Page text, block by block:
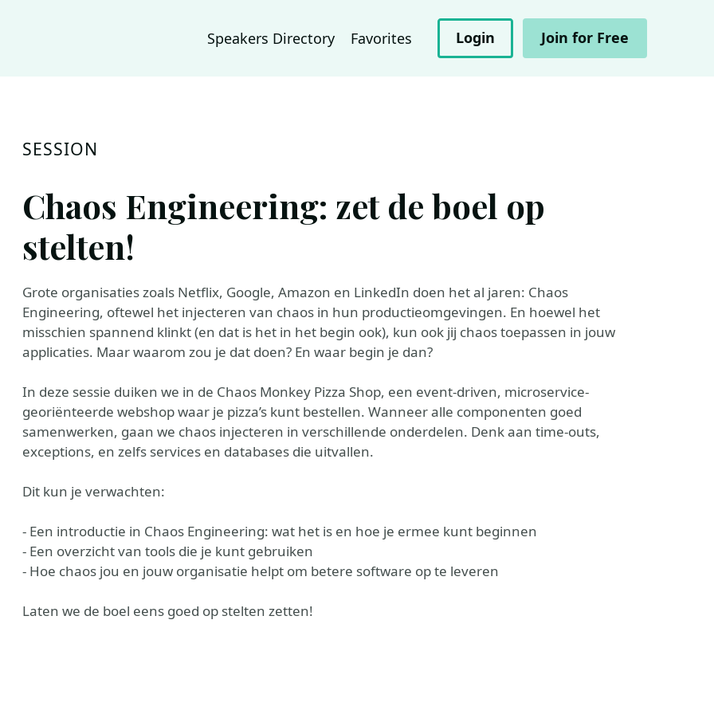
Speakers Directory Favorites Login Join for Free
SESSION
Chaos Engineering: zet de boel op
stelten!
Grote organisaties zoals Netflix, Google, Amazon en LinkedIn doen het al jaren: Chaos
Engineering, oftewel het injecteren van chaos in hun productieomgevingen. En hoewel het
misschien spannend klinkt (en dat is het in het begin ook), kun ook jij chaos toepassen in jouw
applicaties. Maar waarom zou je dat doen? En waar begin je dan?
In deze sessie duiken we in de Chaos Monkey Pizza Shop, een event-driven, microservice-
georiënteerde webshop waar je pizza’s kunt bestellen. Wanneer alle componenten goed
samenwerken, gaan we chaos injecteren in verschillende onderdelen. Denk aan time-outs,
exceptions, en zelfs services en databases die uitvallen.
Dit kun je verwachten:
- Een introductie in Chaos Engineering: wat het is en hoe je ermee kunt beginnen
- Een overzicht van tools die je kunt gebruiken
- Hoe chaos jou en jouw organisatie helpt om betere software op te leveren
Laten we de boel eens goed op stelten zetten!